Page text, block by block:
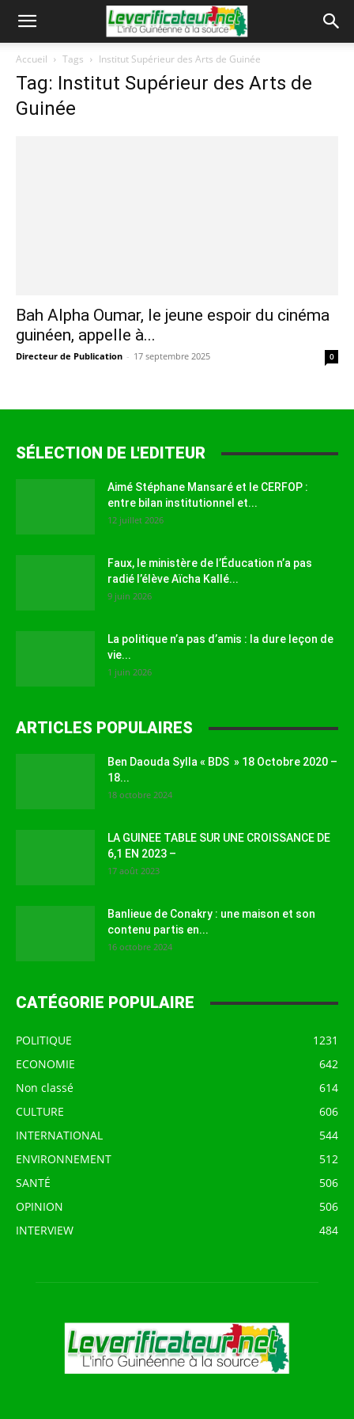
Accueil Tags Institut Supérieur des Arts de Guinée
Tag: Institut Supérieur des Arts de
Guinée
Bah Alpha Oumar, le jeune espoir du cinéma
guinéen, appelle à...
Directeur de Publication - 17 septembre 2025 0
SÉLECTION DE L'EDITEUR
Aimé Stéphane Mansaré et le CERFOP :
entre bilan institutionnel et...
12 juillet 2026
Faux, le ministère de l’Éducation n’a pas
radié l’élève Aïcha Kallé...
9 juin 2026
La politique n’a pas d’amis : la dure leçon de
vie...
1 juin 2026
ARTICLES POPULAIRES
Ben Daouda Sylla « BDS » 18 Octobre 2020 –
18...
18 octobre 2024
LA GUINEE TABLE SUR UNE CROISSANCE DE
6,1 EN 2023 –
17 août 2023
Banlieue de Conakry : une maison et son
contenu partis en...
16 octobre 2024
CATÉGORIE POPULAIRE
POLITIQUE
1231
ECONOMIE
642
Non classé
614
CULTURE
606
INTERNATIONAL
544
ENVIRONNEMENT
512
SANTÉ
506
OPINION
506
INTERVIEW
484